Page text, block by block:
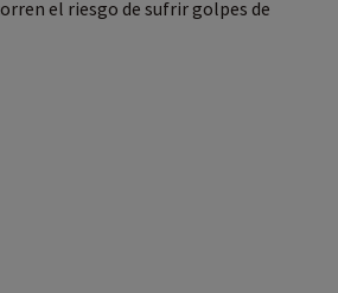
el riesgo de sufrir golpes de